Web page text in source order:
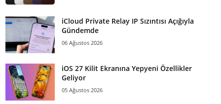
iCloud Private Relay IP Sızıntısı Açığıyla
Gündemde
06 Ağustos 2026
iOS 27 Kilit Ekranına Yepyeni Özellikler
Geliyor
05 Ağustos 2026